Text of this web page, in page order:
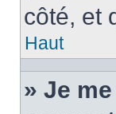
côté, et
Haut
» Je